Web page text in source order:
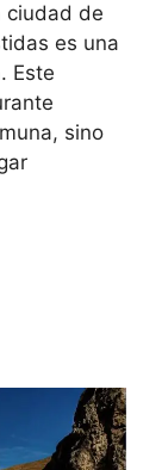
ciudad de
es una
Este
sino